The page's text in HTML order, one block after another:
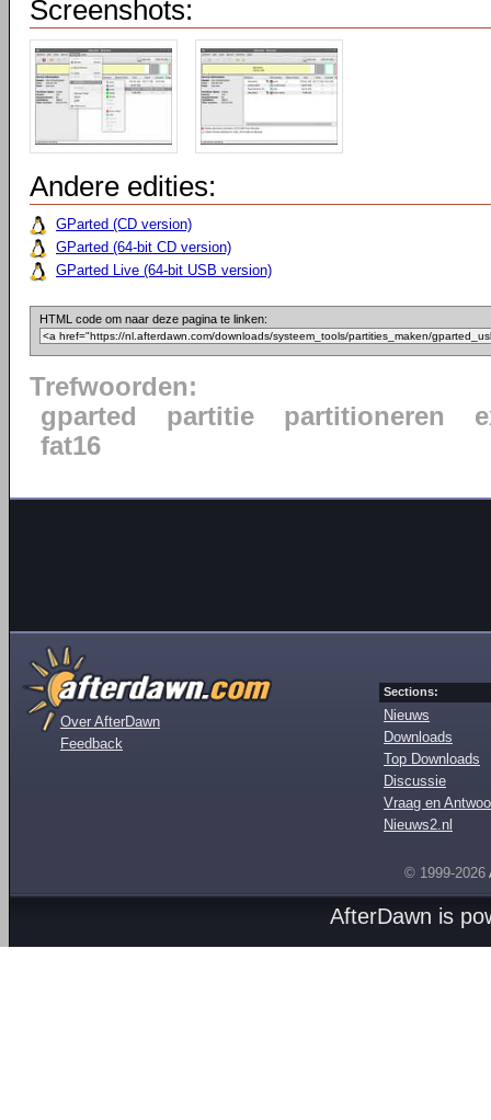
Screenshots:
Andere edities:
GParted (CD version)
GParted (64-bit CD version)
GParted Live (64-bit USB version)
HTML code om naar deze pagina te linken:
Trefwoorden:
gparted
partitie partitioneren
fat16
Over AfterDawn
Feedback
Sections:
Nieuws
Downloads
Top Downloads
Discussie
Vraag en
Nieuws2.nl
© 1999-2026
AfterDawn is